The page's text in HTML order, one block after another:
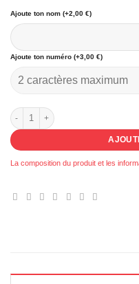
Ajoute ton nom (+2,00 €)
Ajoute ton numéro (+3,00 €)
quantité de 091 - Veste Teddy
La composition du produit et les